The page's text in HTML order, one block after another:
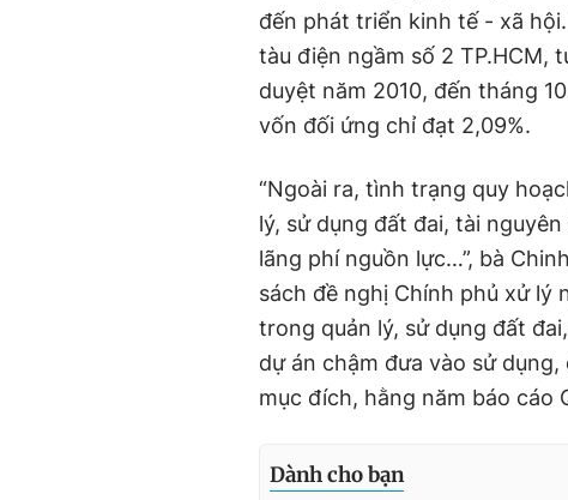
đến phát triển kinh tế - xã
tàu điện ngầm số 2 TP.HCM,
duyệt năm 2010, đến tháng
vốn đối ứng chỉ đạt 2,09%.
“Ngoài ra, tình trạng quy
lý, sử dụng đất đai, tài
lãng phí nguồn lực…”, bà
sách đề nghị Chính phủ xử lý
trong quản lý, sử dụng đất
dự án chậm đưa vào sử
mục đích, hằng năm báo cáo